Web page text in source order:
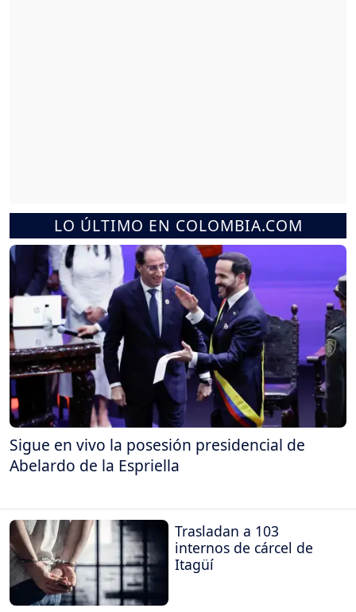
LO ÚLTIMO EN COLOMBIA.COM
Sigue en vivo la posesión presidencial de
Abelardo de la Espriella
Trasladan a 103
internos de cárcel de
Itagüí